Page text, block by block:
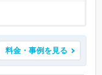
料金・事例を見る